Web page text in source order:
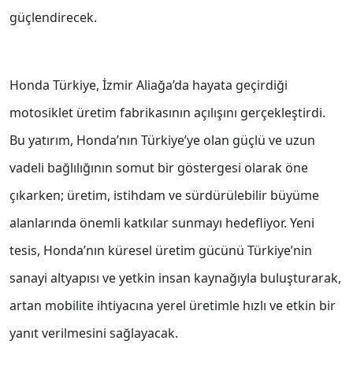
güçlendirecek.
Honda Türkiye, İzmir Aliağa’da hayata geçirdiği
motosiklet üretim fabrikasının açılışını gerçekleştirdi.
Bu yatırım, Honda’nın Türkiye’ye olan güçlü ve uzun
vadeli bağlılığının somut bir göstergesi olarak öne
çıkarken; üretim, istihdam ve sürdürülebilir büyüme
alanlarında önemli katkılar sunmayı hedefliyor. Yeni
tesis, Honda’nın küresel üretim gücünü Türkiye’nin
sanayi altyapısı ve yetkin insan kaynağıyla buluşturarak,
artan mobilite ihtiyacına yerel üretimle hızlı ve etkin bir
yanıt verilmesini sağlayacak.